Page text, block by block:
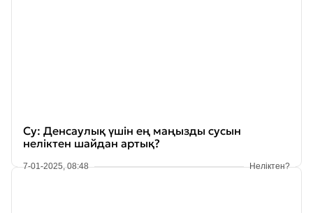
Су: Денсаулық үшін ең маңызды сусын
неліктен шайдан артық?
7-01-2025, 08:48 Неліктен?